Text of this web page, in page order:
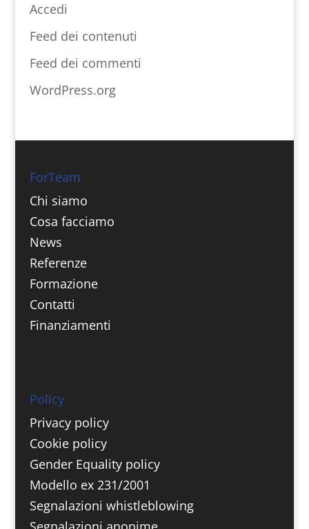
Accedi
Feed dei contenuti
Feed dei commenti
WordPress.org
ForTeam
Chi siamo
Cosa facciamo
News
Referenze
Formazione
Contatti
Finanziamenti
Policy
Privacy policy
Cookie policy
Gender Equality policy
Modello ex 231/2001
Segnalazioni whistleblowing